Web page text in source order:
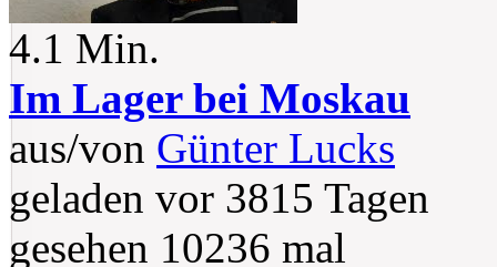
4.1 Min.
Im Lager bei Moskau
aus/von Günter Lucks
geladen vor 3815 Tagen
gesehen 10236 mal